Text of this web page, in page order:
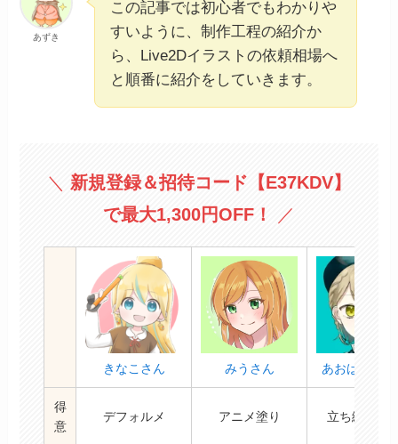
あずき
この記事では初心者でもわかりや
すいように、制作工程の紹介か
ら、Live2Dイラストの依頼相場へ
と順番に紹介をしていきます。
＼ 新規登録＆招待コード 【E37KDV】
で最大1,300円OFF！
／
きなこさん みうさん あおばそら
得
意
デフォルメ アニメ塗り 立ち絵/